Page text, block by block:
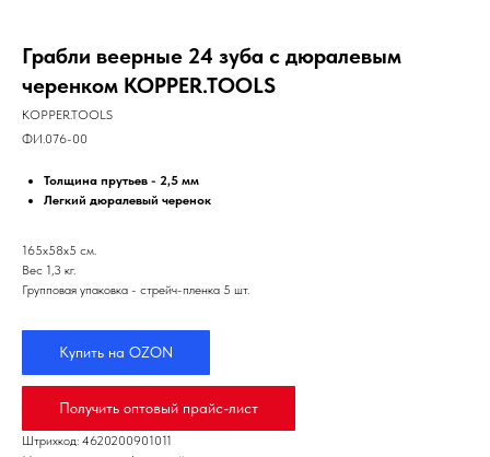
Грабли веерные 24 зуба с дюралевым
черенком KOPPER.TOOLS
KOPPER.TOOLS
ФИ.076-00
Толщина прутьев - 2,5 мм
Легкий дюралевый черенок
165х58х5 см.
Вес 1,3 кг.
Групповая упаковка - стрейч-пленка 5 шт.
Купить на OZON
Получить оптовый прайс-лист
Штрихкод: 4620200901011